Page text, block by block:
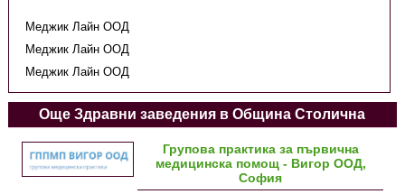
Меджик Лайн ООД
Меджик Лайн ООД
Меджик Лайн ООД
Още Здравни заведения в Община Столична
Групова практика за първична
медицинска помощ - Вигор ООД,
София